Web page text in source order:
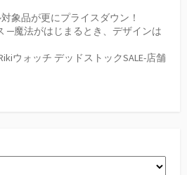
対象品が更にプライスダウン！
─魔法がはじまるとき、デザインは
ウォッチ デッドストックSALE-店舗